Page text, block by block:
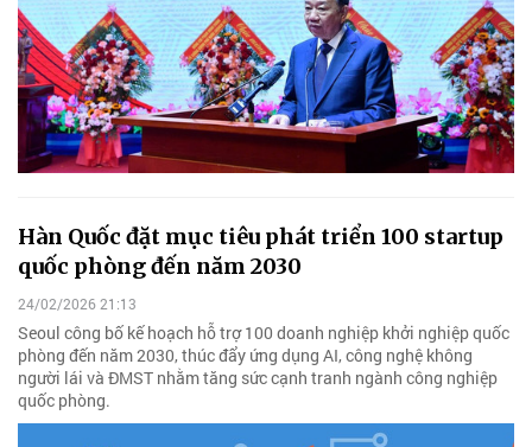
Hàn Quốc đặt mục tiêu phát triển 100 startup
quốc phòng đến năm 2030
24/02/2026 21:13
Seoul công bố kế hoạch hỗ trợ 100 doanh nghiệp khởi nghiệp quốc
phòng đến năm 2030, thúc đẩy ứng dụng AI, công nghệ không
người lái và ĐMST nhằm tăng sức cạnh tranh ngành công nghiệp
quốc phòng.